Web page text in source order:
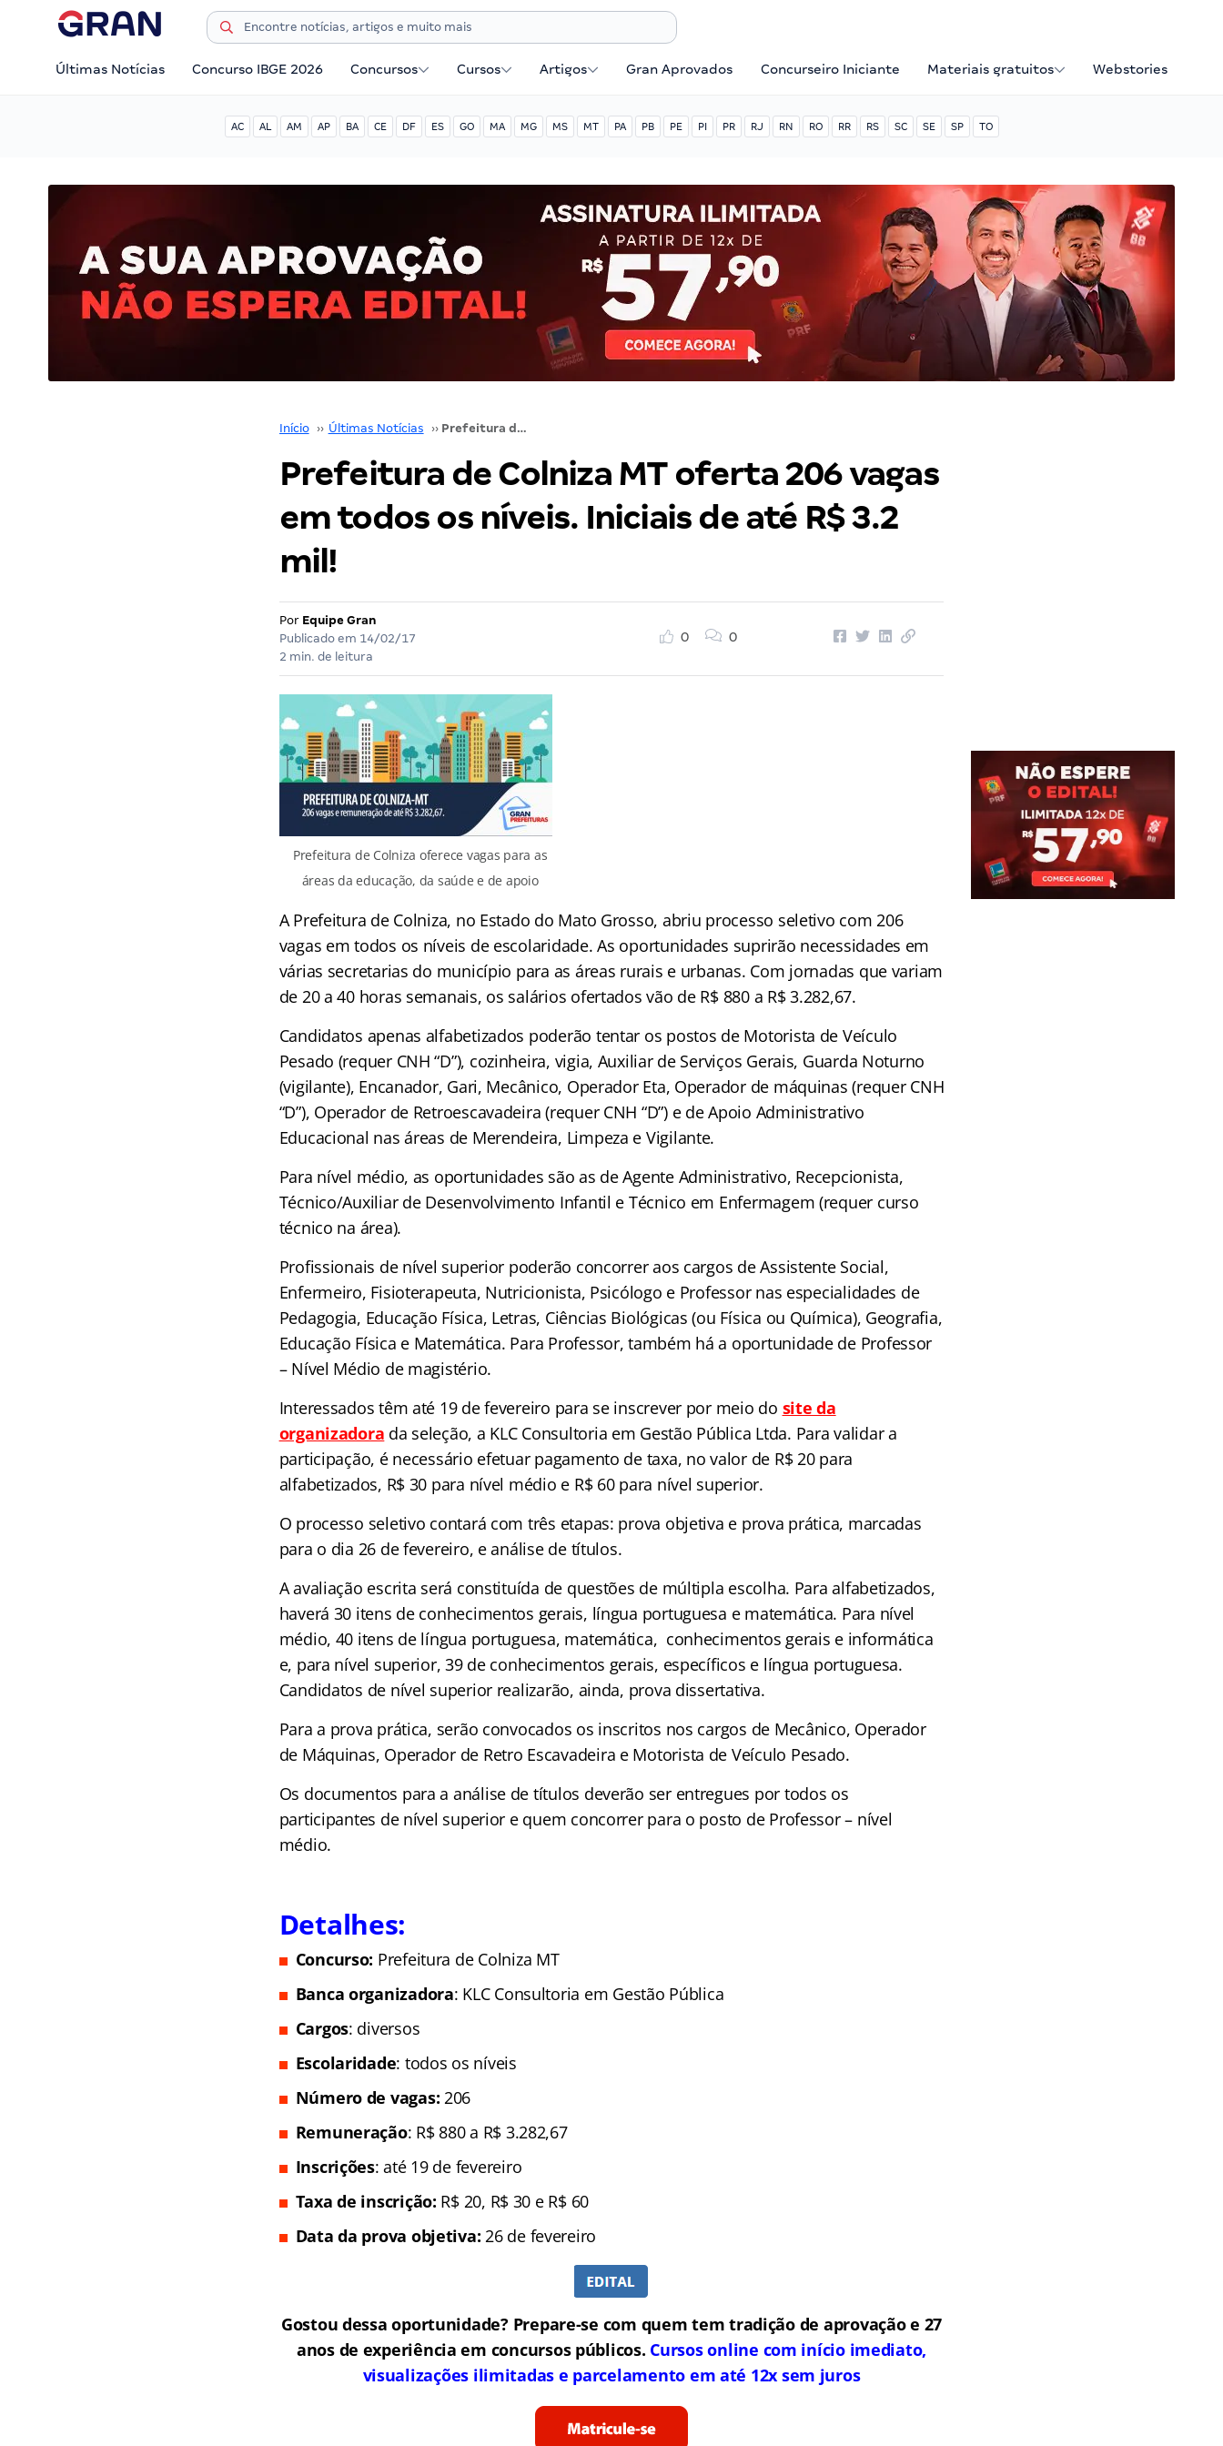
Últimas Notícias Concurso IBGE 2026 Concursos Cursos Artigos Gran Aprovados Concurseiro Iniciante Materiais gratuitos Webstories
AC AL AM AP BA CE DF ES GO MA MG MS MT PA PB PE PI PR RJ RN RO RR RS SC SE SP TO
Início ›› Últimas Notícias ›› Prefeitura de Colniza MT oferta 206 vagas em todos os níveis. Iniciais de até R$ 3.2 mil!
Prefeitura de Colniza MT oferta 206 vagas
em todos os níveis. Iniciais de até R$ 3.2
mil!
Por Equipe Gran
Publicado em 14/02/17
2 min. de leitura
0 0
Prefeitura de Colniza oferece vagas para as
áreas da educação, da saúde e de apoio
A Prefeitura de Colniza, no Estado do Mato Grosso, abriu processo seletivo com 206
vagas em todos os níveis de escolaridade. As oportunidades suprirão necessidades em
várias secretarias do município para as áreas rurais e urbanas. Com jornadas que variam
de 20 a 40 horas semanais, os salários ofertados vão de R$ 880 a R$ 3.282,67.
Candidatos apenas alfabetizados poderão tentar os postos de Motorista de Veículo
Pesado (requer CNH “D”), cozinheira, vigia, Auxiliar de Serviços Gerais, Guarda Noturno
(vigilante), Encanador, Gari, Mecânico, Operador Eta, Operador de máquinas (requer CNH
“D”), Operador de Retroescavadeira (requer CNH “D”) e de Apoio Administrativo
Educacional nas áreas de Merendeira, Limpeza e Vigilante.
Para nível médio, as oportunidades são as de Agente Administrativo, Recepcionista,
Técnico/Auxiliar de Desenvolvimento Infantil e Técnico em Enfermagem (requer curso
técnico na área).
Profissionais de nível superior poderão concorrer aos cargos de Assistente Social,
Enfermeiro, Fisioterapeuta, Nutricionista, Psicólogo e Professor nas especialidades de
Pedagogia, Educação Física, Letras, Ciências Biológicas (ou Física ou Química), Geografia,
Educação Física e Matemática. Para Professor, também há a oportunidade de Professor
– Nível Médio de magistério.
Interessados têm até 19 de fevereiro para se inscrever por meio do site da
organizadora da seleção, a KLC Consultoria em Gestão Pública Ltda. Para validar a
participação, é necessário efetuar pagamento de taxa, no valor de R$ 20 para
alfabetizados, R$ 30 para nível médio e R$ 60 para nível superior.
O processo seletivo contará com três etapas: prova objetiva e prova prática, marcadas
para o dia 26 de fevereiro, e análise de títulos.
A avaliação escrita será constituída de questões de múltipla escolha. Para alfabetizados,
haverá 30 itens de conhecimentos gerais, língua portuguesa e matemática. Para nível
médio, 40 itens de língua portuguesa, matemática, conhecimentos gerais e informática
e, para nível superior, 39 de conhecimentos gerais, específicos e língua portuguesa.
Candidatos de nível superior realizarão, ainda, prova dissertativa.
Para a prova prática, serão convocados os inscritos nos cargos de Mecânico, Operador
de Máquinas, Operador de Retro Escavadeira e Motorista de Veículo Pesado.
Os documentos para a análise de títulos deverão ser entregues por todos os
participantes de nível superior e quem concorrer para o posto de Professor – nível
médio.
Detalhes:
Concurso: Prefeitura de Colniza MT
Banca organizadora: KLC Consultoria em Gestão Pública
Cargos: diversos
Escolaridade: todos os níveis
Número de vagas:206
Remuneração: R$ 880 a R$ 3.282,67
Inscrições: até 19 de fevereiro
Taxa de inscrição: R$ 20, R$ 30 e R$ 60
Data da prova objetiva:26 de fevereiro
Gostou dessa oportunidade? Prepare-se com quem tem tradição de aprovação e 27
anos de experiência em concursos públicos. Cursos online com início imediato,
visualizações ilimitadas e parcelamento em até 12x sem juros